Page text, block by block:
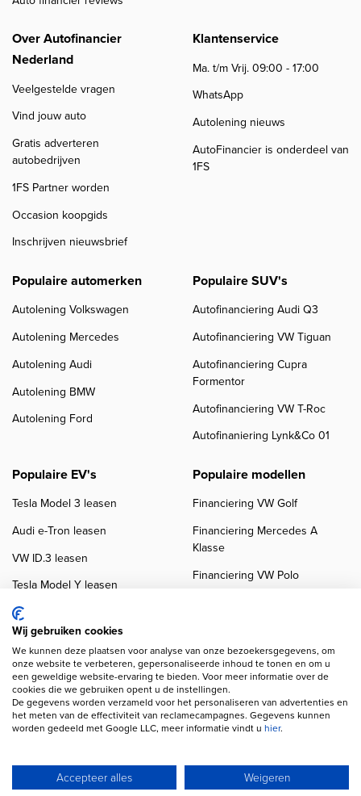
Over Autofinancier
Nederland
Veelgestelde vragen
Vind jouw auto
Gratis adverteren
autobedrijven
1FS Partner worden
Occasion koopgids
Inschrijven nieuwsbrief
Klantenservice
Ma. t/m Vrij. 09:00 - 17:00
WhatsApp
Autolening nieuws
AutoFinancier is onderdeel van
1FS
Populaire automerken
Autolening Volkswagen
Autolening Mercedes
Autolening Audi
Autolening BMW
Autolening Ford
Populaire SUV's
Autofinanciering Audi Q3
Autofinanciering VW Tiguan
Autofinanciering Cupra
Formentor
Autofinanciering VW T-Roc
Autofinaniering Lynk&Co 01
Populaire EV's
Tesla Model 3 leasen
Audi e-Tron leasen
VW ID.3 leasen
Tesla Model Y leasen
VW ID.4 leasen
Populaire modellen
Financiering VW Golf
Financiering Mercedes A
Klasse
Financiering VW Polo
Copyright navigation
Klanten beoordelingen
Autobedrijven
Wij gebruiken AI voor afbeeldingen en teksten
Wij gebruiken cookies
We kunnen deze plaatsen voor analyse van onze bezoekersgegevens, om
onze website te verbeteren, gepersonaliseerde inhoud te tonen en om u
een geweldige website-ervaring te bieden. Voor meer informatie over de
cookies die we gebruiken opent u de instellingen.
De gegevens worden verzameld voor het personaliseren van advertenties en
het meten van de effectiviteit van reclamecampagnes. Gegevens kunnen
worden gedeeld met Google LLC, meer informatie vindt u hier.
Accepteer alles Weigeren